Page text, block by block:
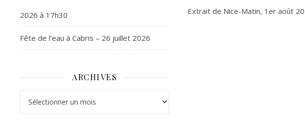
2026 à 17h30
Fête de l’eau à Cabris – 26 juillet 2026
ARCHIVES
Extrait de Nice-Matin, 1er août